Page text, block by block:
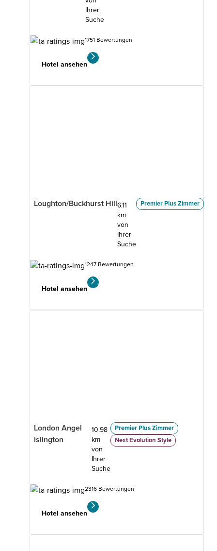
Ihrer
Suche
1751 Bewertungen
Hotel ansehen
Loughton/Buckhurst Hill6.11
km
von
Ihrer
Suche
Premier Plus Zimmer
1247 Bewertungen
Hotel ansehen
London Angel
Islington
10.98
km
von
Ihrer
Suche
Premier Plus Zimmer
Next Evolution Style
2316 Bewertungen
Hotel ansehen